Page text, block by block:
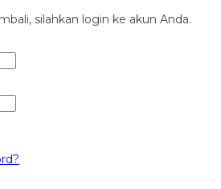
silahkan login ke akun Anda.